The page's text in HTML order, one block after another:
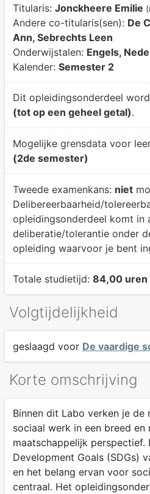
Titularis: Jonckheere Emilie
Andere co-titularis(sen): De
Ann, Sebrechts Leen
Onderwijstalen: Engels,
Kalender: Semester 2
Dit opleidingsonderdeel
(tot op een geheel getal).
Mogelijke grensdata voor
(2de semester)
Tweede examenkans: niet
Delibereerbaarheid/
opleidingsonderdeel komt in
deliberatie/tolerantie onder
opleiding waarvoor je bent
Totale studietijd: 84,00 uren
Volgtijdelijkheid
geslaagd voor De vaardige
Korte omschrijving
Binnen dit Labo verken je
sociaal werk in een breed en
maatschappelijk perspectief.
Development Goals (SDGs)
en het belang ervan voor
centraal. Het